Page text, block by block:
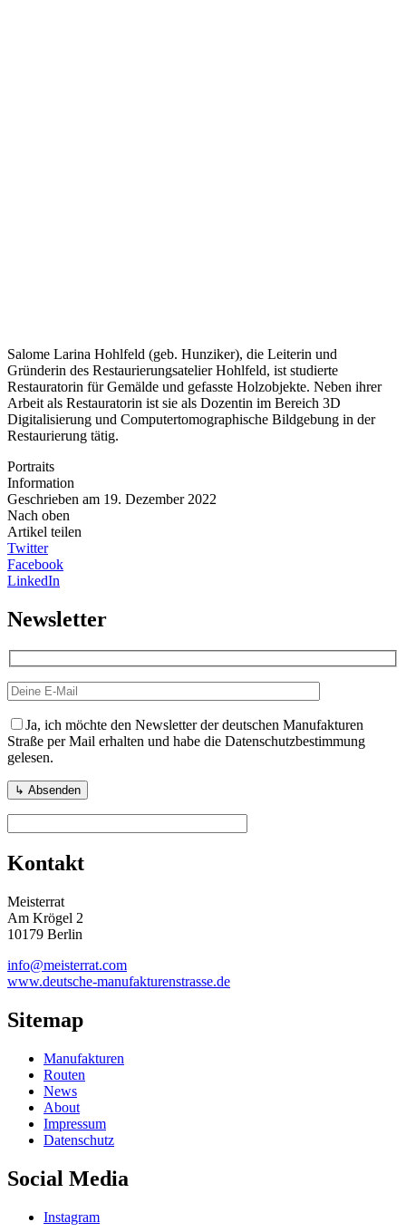
Salome Larina Hohlfeld (geb. Hunziker), die Leiterin und
Gründerin des Restaurierungsatelier Hohlfeld, ist studierte
Restauratorin für Gemälde und gefasste Holzobjekte. Neben ihrer
Arbeit als Restauratorin ist sie als Dozentin im Bereich 3D
Digitalisierung und Computertomographische Bildgebung in der
Restaurierung tätig.
Portraits
Information
Geschrieben am 19. Dezember 2022
Nach oben
Artikel teilen
Twitter
Facebook
LinkedIn
Newsletter
Ja, ich möchte den Newsletter der deutschen Manufakturen
Straße per Mail erhalten und habe die Datenschutzbestimmung
gelesen.
Kontakt
Meisterrat
Am Krögel 2
10179 Berlin
info@meisterrat.com
www.deutsche-manufakturenstrasse.de
Sitemap
Manufakturen
Routen
News
About
Impressum
Datenschutz
Social Media
Instagram